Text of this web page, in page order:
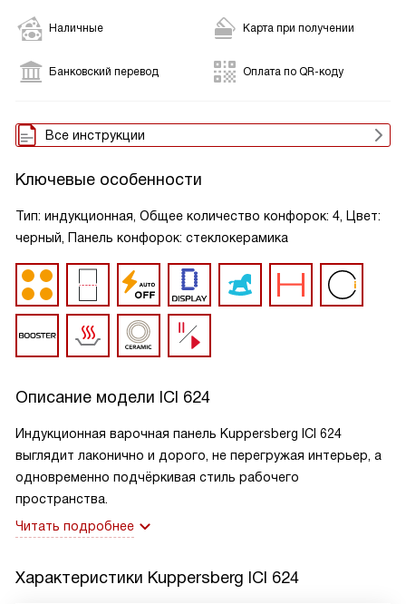
Наличные Карта при получении
Банковский перевод Оплата по QR-коду
Все инструкции
Ключевые особенности
Тип: индукционная, Общее количество конфорок: 4, Цвет:
черный, Панель конфорок: стеклокерамика
Описание модели ICI 624
Индукционная варочная панель Kuppersberg ICI 624
выглядит лаконично и дорого, не перегружая интерьер, а
одновременно подчёркивая стиль рабочего
пространства.
Читать подробнее
Характеристики Kuppersberg ICI 624